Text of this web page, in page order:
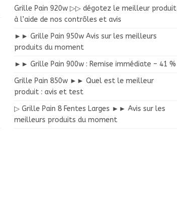
Grille Pain 920w ▷▷ dégotez le meilleur produit
à l’aide de nos contrôles et avis
►► Grille Pain 950w Avis sur les meilleurs
produits du moment
►► Grille Pain 900w : Remise immédiate – 41 %
Grille Pain 850w ►► Quel est le meilleur
produit : avis et test
▷ Grille Pain 8 Fentes Larges ►► Avis sur les
meilleurs produits du moment